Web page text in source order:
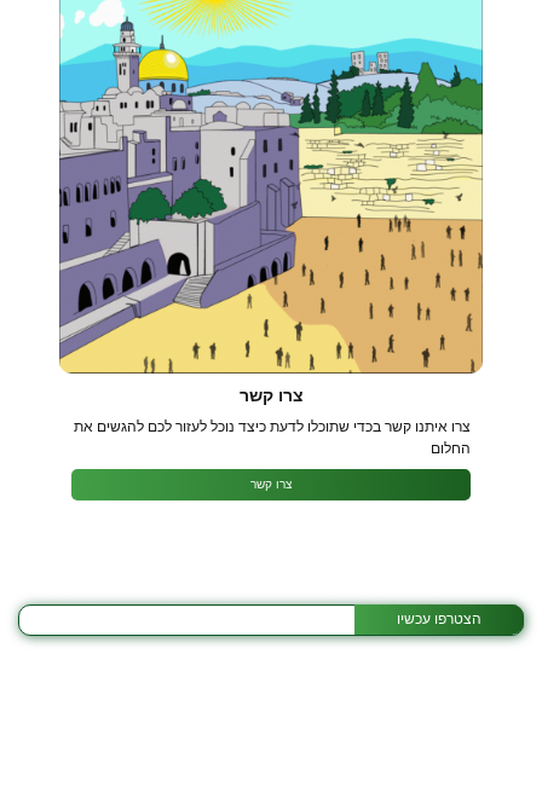
צרו קשר
צרו איתנו קשר בכדי שתוכלו לדעת כיצד נוכל לעזור לכם להגשים את
החלום
צרו קשר
הירשם לניוזלטר שלנו והישאר מעודכן
*